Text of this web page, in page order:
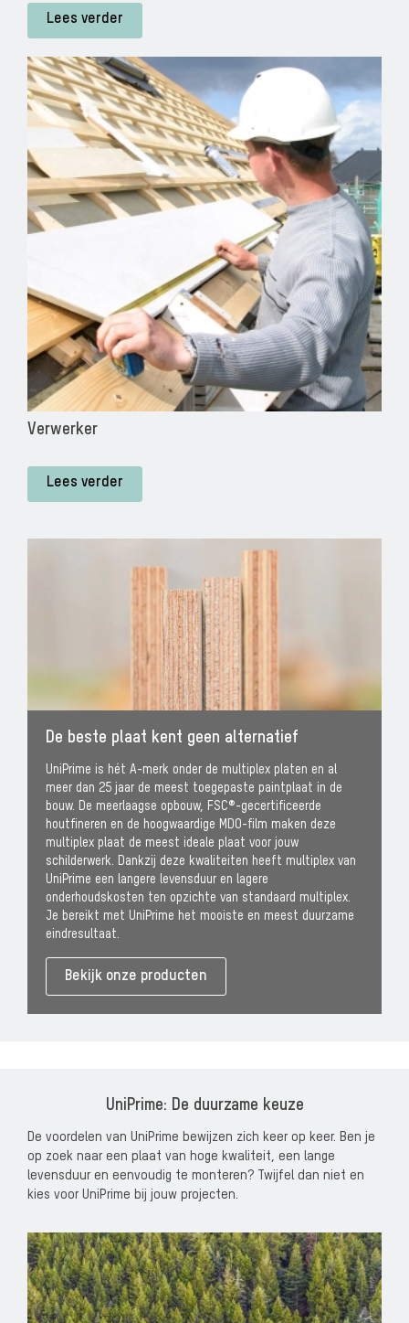
Lees verder
Verwerker
Lees verder
De beste plaat kent geen alternatief
UniPrime is hét A-merk onder de multiplex platen en al
meer dan 25 jaar de meest toegepaste paintplaat in de
bouw. De meerlaagse opbouw, FSC®-gecertificeerde
houtfineren en de hoogwaardige MDO-film maken deze
multiplex plaat de meest ideale plaat voor jouw
schilderwerk. Dankzij deze kwaliteiten heeft multiplex van
UniPrime een langere levensduur en lagere
onderhoudskosten ten opzichte van standaard multiplex.
Je bereikt met UniPrime het mooiste en meest duurzame
eindresultaat.
Bekijk onze producten
UniPrime: De duurzame keuze
De voordelen van UniPrime bewijzen zich keer op keer. Ben je
op zoek naar een plaat van hoge kwaliteit, een lange
levensduur en eenvoudig te monteren? Twijfel dan niet en
kies voor UniPrime bij jouw projecten.